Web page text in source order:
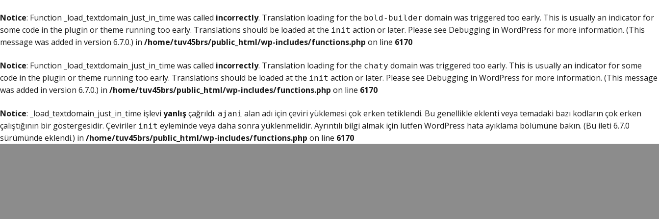
Notice: Function _load_textdomain_just_in_time was called incorrectly. Translation loading for the bold-builder domain was triggered too early. This is usually an indicator for
some code in the plugin or theme running too early. Translations should be loaded at the init action or later. Please see Debugging in WordPress for more information. (This
message was added in version 6.7.0.) in /home/tuv45brs/public_html/wp-includes/functions.php on line 6170
Notice: Function _load_textdomain_just_in_time was called incorrectly. Translation loading for the chaty domain was triggered too early. This is usually an indicator for some
code in the plugin or theme running too early. Translations should be loaded at the init action or later. Please see Debugging in WordPress for more information. (This message
was added in version 6.7.0.) in /home/tuv45brs/public_html/wp-includes/functions.php on line 6170
Notice: _load_textdomain_just_in_time işlevi yanlışçağrıldı. ajani alan adı için çeviri yüklemesi çok erken tetiklendi. Bu genellikle eklenti veya temadaki bazı kodların çok erken
çalıştığının bir göstergesidir. Çeviriler init eyleminde veya daha sonra yüklenmelidir. Ayrıntılı bilgi almak için lütfen WordPress hata ayıklama bölümüne bakın. (Bu ileti 6.7.0
sürümünde eklendi.) in /home/tuv45brs/public_html/wp-includes/functions.php on line 6170